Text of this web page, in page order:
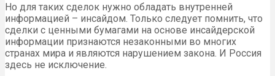
Но для таких сделок нужно обладать внутренней
информацией – инсайдом. Только следует помнить, что
сделки с ценными бумагами на основе инсайдерской
информации признаются незаконными во многих
странах мира и являются нарушением закона. И Россия
здесь не исключение.